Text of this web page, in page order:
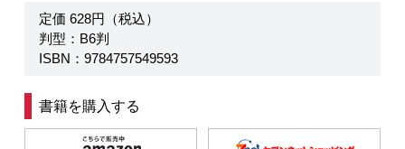
定価 628円（税込）
判型：B6判
ISBN：9784757549593
書籍を購入する